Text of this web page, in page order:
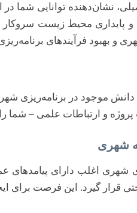
نشان‌دهنده توانایی شما در
پایداری محیط زیست
و بهبود فرآیندهای
دانش موجود در برنامه‌ریزی
پروژه و ارتباطات علمی –
شهری
شهری اغلب دارای
قرار گیرد. این فرصت برای